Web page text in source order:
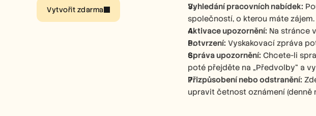
Vytvořit zdarma
Vyhledání pracovních nabídek:
společností, o kterou máte zájem.
Aktivace upozornění: Na stránce
Potvrzení: Vyskakovací zpráva
Správa upozornění: Chcete-li
poté přejděte na „Předvolby“ a
Přizpůsobení nebo odstranění:
upravit četnost oznámení (denně